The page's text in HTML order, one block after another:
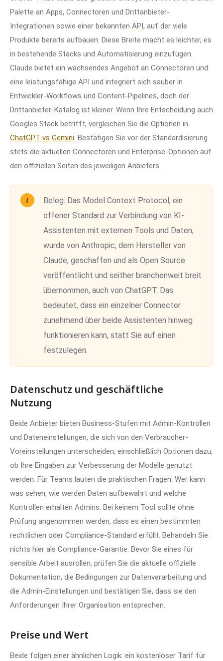
Palette an Apps, Connectoren und Drittanbieter-
Integrationen sowie einer bekannten API , auf der viele
Produkte bereits aufbauen. Diese Breite macht es leichter, es
in bestehende Stacks und Automatisierung einzufügen.
Claude bietet ein wachsendes Angebot an Connectoren und
eine leistungsfähige API und integriert sich sauber in
Entwickler-Workflows und Content-Pipelines, doch der
Drittanbieter-Katalog ist kleiner. Wenn Ihre Entscheidung auch
Googles Stack betrifft, vergleichen Sie die Optionen in
ChatGPT vs Gemini. Bestätigen Sie vor der Standardisierung
stets die aktuellen Connectoren und Enterprise-Optionen auf
den offiziellen Seiten des jeweiligen Anbieters.
Beleg: Das Model Context Protocol, ein
offener Standard zur Verbindung von KI-
Assistenten mit externen Tools und Daten,
wurde von Anthropic, dem Hersteller von
Claude, geschaffen und als Open Source
veröffentlicht und seither branchenweit breit
übernommen, auch von ChatGPT. Das
bedeutet, dass ein einzelner Connector
zunehmend über beide Assistenten hinweg
funktionieren kann, statt Sie auf einen
festzulegen.
Datenschutz und geschäftliche
Nutzung
Beide Anbieter bieten Business-Stufen mit Admin-Kontrollen
und Dateneinstellungen, die sich von den Verbraucher-
Voreinstellungen unterscheiden, einschließlich Optionen dazu,
ob Ihre Eingaben zur Verbesserung der Modelle genutzt
werden. Für Teams lauten die praktischen Fragen: Wer kann
was sehen, wie werden Daten aufbewahrt und welche
Kontrollen erhalten Admins. Bei keinem Tool sollte ohne
Prüfung angenommen werden, dass es einen bestimmten
rechtlichen oder Compliance-Standard erfüllt. Behandeln Sie
nichts hier als Compliance-Garantie. Bevor Sie eines für
sensible Arbeit ausrollen, prüfen Sie die aktuelle offizielle
Dokumentation, die Bedingungen zur Datenverarbeitung und
die Admin-Einstellungen und bestätigen Sie, dass sie den
Anforderungen Ihrer Organisation entsprechen.
Preise und Wert
Beide folgen einer ähnlichen Logik: ein kostenloser Tarif für